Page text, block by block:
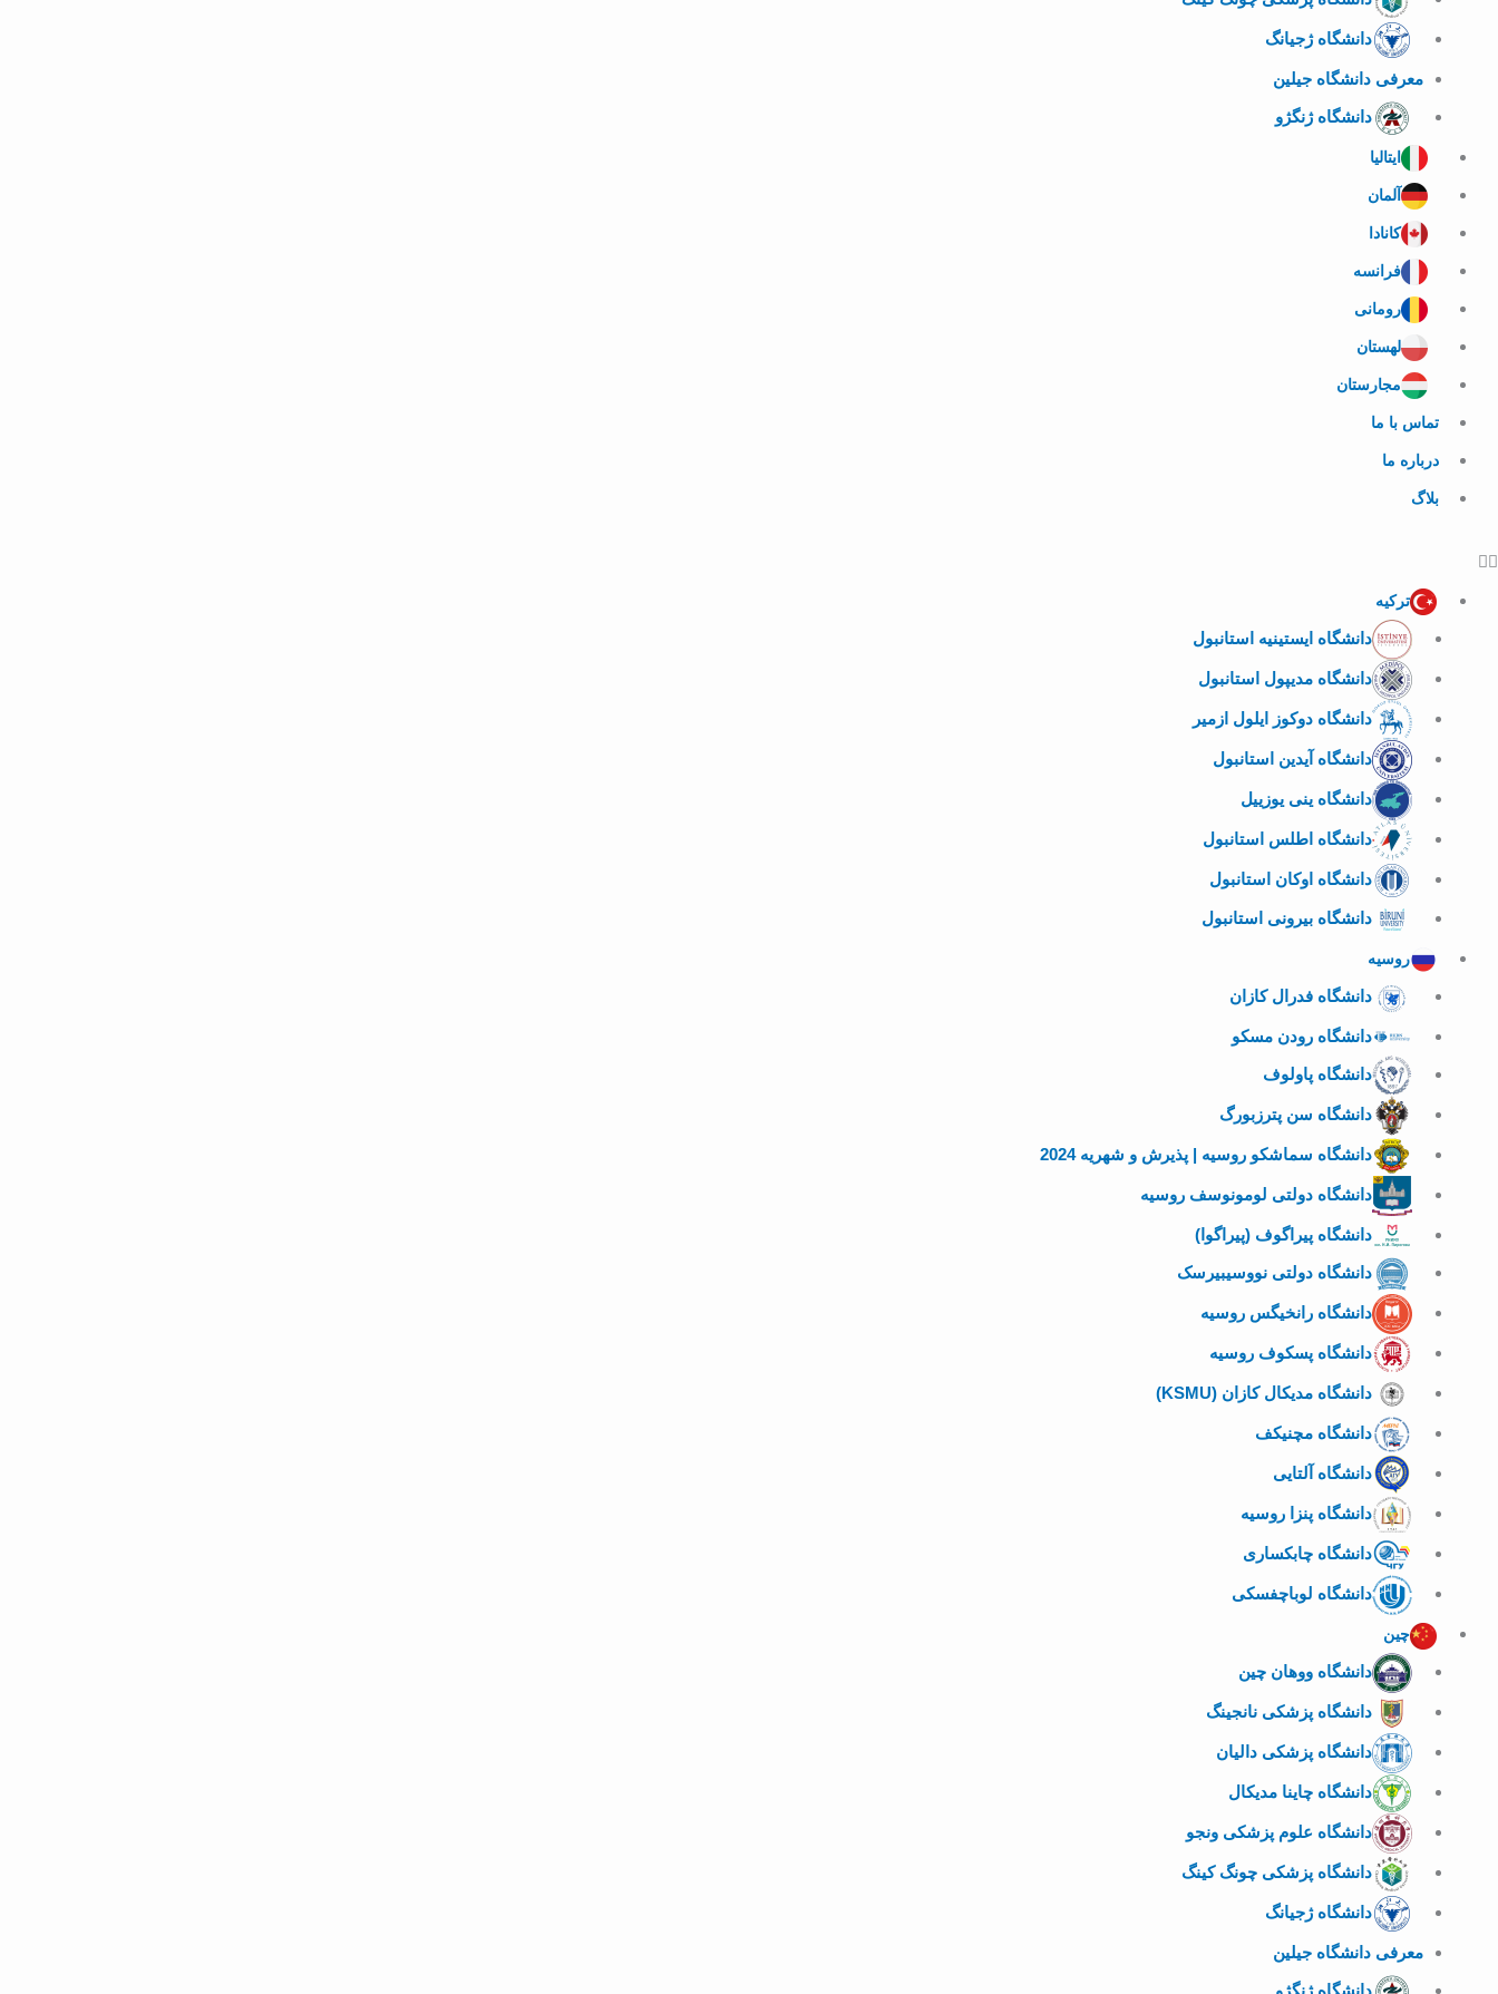
دانشگاه ژجیانگ
معرفی دانشگاه جیلین
دانشگاه ژنگژو
ایتالیا
آلمان
کانادا
فرانسه
رومانی
لهستان
مجارستان
تماس با ما
درباره ما
بلاگ
ترکیه
دانشگاه ایستینیه استانبول
دانشگاه مدیپول استانبول
دانشگاه دوکوز ایلول ازمیر
دانشگاه آیدین استانبول
دانشگاه ینی یوزییل
دانشگاه اطلس استانبول
دانشگاه اوکان استانبول
دانشگاه بیرونی استانبول
روسیه
دانشگاه فدرال کازان
دانشگاه رودن مسکو
دانشگاه پاولوف
دانشگاه سن پترزبورگ
دانشگاه سماشکو روسیه | پذیرش و شهریه 2024
دانشگاه دولتی لومونوسف روسیه
دانشگاه پیراگوف (پیراگوا)
دانشگاه دولتی نووسیبیرسک
دانشگاه رانخیگس روسیه
دانشگاه پسکوف روسیه
دانشگاه مدیکال کازان (KSMU)
دانشگاه مچنیکف
دانشگاه آلتایی
دانشگاه پنزا روسیه
دانشگاه چابکساری
دانشگاه لوباچفسکی
چین
دانشگاه ووهان چین
دانشگاه پزشکی نانجینگ
دانشگاه پزشکی دالیان
دانشگاه چاینا مدیکال
دانشگاه علوم پزشکی ونجو
دانشگاه پزشکی چونگ کینگ
دانشگاه ژجیانگ
معرفی دانشگاه جیلین